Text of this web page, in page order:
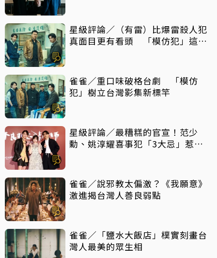
星級評論／（有雷）比爆雷殺人犯
真面目更有看頭 「模仿犯」這件
雀雀／重口味破格台劇 「模仿
犯」樹立台灣影集新標竿
星級評論／最糟糕的官宣！范少
勳、姚淳耀喜事犯「3大忌」惹眾
雀雀／說邪教太偏激？《我願意》
激進揭台灣人善良弱點
雀雀／「鹽水大飯店」樸實刻畫台
灣人最美的眾生相